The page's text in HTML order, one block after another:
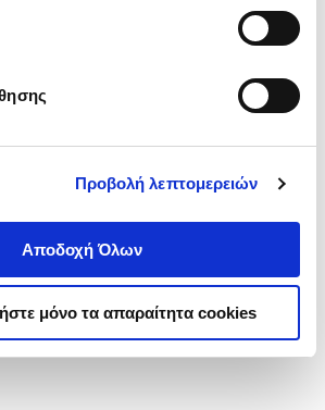
Προβολή λεπτομερειών
Αποδοχή Όλων
μόνο τα απαραίτητα cookies